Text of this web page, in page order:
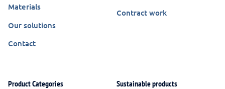
Materials
Our solutions
Contact
Contract work
Product Categories Sustainable products